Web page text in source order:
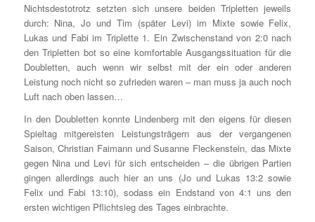
Nichtsdestotrotz setzten sich unsere beiden Tripletten jeweils
durch: Nina, Jo und Tim (später Levi) im Mixte sowie Felix,
Lukas und Fabi im Triplette 1. Ein Zwischenstand von 2:0 nach
den Tripletten bot so eine komfortable Ausgangssituation für die
Doubletten, auch wenn wir selbst mit der ein oder anderen
Leistung noch nicht so zufrieden waren – man muss ja auch noch
Luft nach oben lassen…
In den Doubletten konnte Lindenberg mit den eigens für diesen
Spieltag mitgereisten Leistungsträgern aus der vergangenen
Saison, Christian Faimann und Susanne Fleckenstein, das Mixte
gegen Nina und Levi für sich entscheiden – die übrigen Partien
gingen allerdings auch hier an uns (Jo und Lukas 13:2 sowie
Felix und Fabi 13:10), sodass ein Endstand von 4:1 uns den
ersten wichtigen Pflichtsieg des Tages einbrachte.